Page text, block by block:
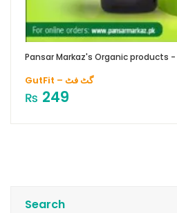
GutFit – گ‍ٹ فٹ
₨ 249
Search